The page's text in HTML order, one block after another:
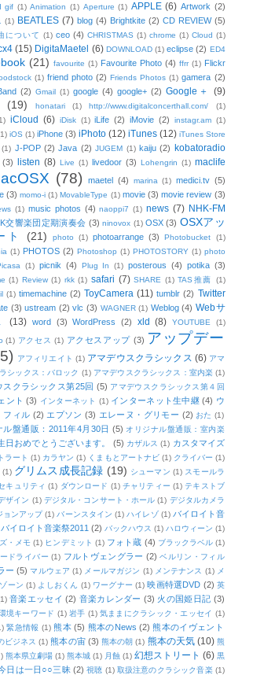
gif (1) Animation (1) Aperture (1) APPLE (6) Artwork (2)
(1) BEATLES (7) blog (4) Brightkite (2) CD REVIEW (5)
について (1) ceo (4) CHRISTMAS (1) chrome (1) Cloud (1)
(15) DigitaMaetel (6) DOWNLOAD (1) eclipse (2) ED4
(21) favourite (1) Favourite Photo (4) ffrr (1) Flickr
(1) friend photo (2) Friends Photos (1) gamera (2)
(2) Gmail (1) google (4) google+ (2) Google＋ (9)
(19) honatari (1) http://www.digitalconcerthall.com/
(1)
iCloud (6) iDisk (1) iLife (2) iMovie (2) instagr.am (1)
iOS (1) iPhone (3) iPhoto (12) iTunes (12) iTunes Store
(1) J-POP (2) Java (2) JUGEM (1) kaiju (2)
kobatoradio
(3) listen (8) Live (1) livedoor (3) Lohengrin (1) maclife
(78) maetel (4) marina (1) medici.tv (5)
(3) momo-i (1) MovableType (1) movie (3) movie review (3)
(1) music photos (4) naoppi7 (1) news (7) NHK-FM
交響楽団定期演奏会 (3) ninovox (1) OSX (3) OSXアッ
ト
(21) photo (1) photoarrange (3) Photobucket
(1)
(1) PHOTOS (2) Photoshop (1) PHOTOSTORY (1) photo
(1) picnik (4) Plug In (1) posterous (4) potika (3)
(1) Review (1) rkk (1) safari (7) SHARE (1) TAS推薦
(1)
(1) timemachine (2) ToyCamera (11) tumblr (2) Twitter
(3) ustream (2) vlc (3) WAGNER (1) Weblog (4) Webサ
(13) word (3) WordPress (2) xld (8) YOUTUBE (1)
(1) アクセス (1) アクセスアップ (3) アップデー
アフィリエイト (1) アマデウスクラシックス (6) アマ
シックス：バロック (1) アマデウスクラシックス：室内楽 (1)
スクラシックス第25回 (5) アマデウスクラシックス第４回
ント (3) インターネット (1) インターネット生中継 (4) ウ
フィル (2) エプソン (3) エレーヌ・グリモー (2) おた (1)
ル盤通販：2011年4月30日 (5) オリジナル盤通販：室内楽
日おめでとうございます。 (5) カザルス (1) カスタマイズ
ラート (1) カラヤン (1) くまもとアートナビ (1) クライバー (1)
(1) グリムス成長記録 (19) シューマン (1) スモールラ
キュリティ (1) ダウンロード (1) チャリティー (1) テキストブ
ザイン (1) デジタル・コンサート・ホール (1) デジタルカメラ
ョンアップ (1) バーンスタイン (1) ハイレゾ (1) バイロイト音
バイロイト音楽祭2011 (2) バックハウス (1) ハロウィーン (1)
・メモ (1) ヒンデミット (1) フォト蔵 (4) ブラックラベル (1)
ドライバー (1) フルトヴェングラー (2) ベルリン・フィル
ー (5) マルウェア (1) メールマガジン (1) メンテナンス (1) メ
ーン (1) よしおくん (1) ワーグナー (1) 映画特選DVD (2) 英
音楽エッセイ (2) 音楽カレンダー (3) 火の国姫日記 (3)
境キーワード (1) 岩手 (1) 気ままにクラシック・エッセイ (1)
緊急情報 (1) 熊本 (5) 熊本のNews (2) 熊本のイヴェント
ビジネス (1) 熊本の宙 (3) 熊本の朝 (1) 熊本の天気 (10) 熊
熊本県立劇場 (1) 熊本城 (1) 月蝕 (1) 幻想ストリート (6) 黒
日は一日○○三昧 (2) 視聴 (1) 取扱注意のクラシック音楽 (1)